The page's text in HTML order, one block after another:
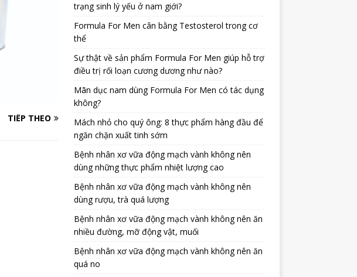
TIẾP THEO
trạng sinh lý yếu ở nam giới?
Formula For Men cân bằng Testosterol trong cơ
thể
Sự thật về sản phẩm Formula For Men giúp hỗ trợ
điều trị rối loạn cương dương như nào?
Mãn dục nam dùng Formula For Men có tác dụng
không?
Mách nhỏ cho quý ông: 8 thực phẩm hàng đầu để
ngăn chặn xuất tinh sớm
Bệnh nhân xơ vữa động mạch vành không nên
dùng những thực phẩm nhiệt lượng cao
Bệnh nhân xơ vữa động mạch vành không nên
dùng rượu, trà quá lượng
Bệnh nhân xơ vữa động mạch vành không nên ăn
nhiều đường, mỡ động vật, muối
Bệnh nhân xơ vữa động mạch vành không nên ăn
quá no